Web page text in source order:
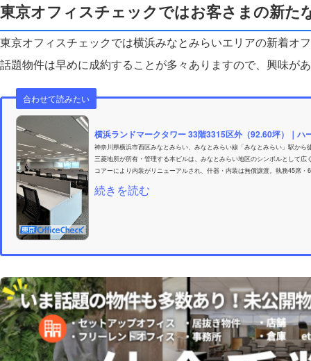
東京オフィスチェックではお客さまの新
東京オフィスチェックでは横浜みなとみらいエリアの新着オ
話題物件は早めに成約することが多々ありますので、興味が
合わせて読みたい
横浜ランドマークタワー 33階3315区外（92.60坪）｜ハ
神奈川県横浜市西区みなとみらい、みなとみらい線「みなとみらい」駅か
三菱地所が所有・管理する本ビルは、みなとみらい地区のシンボルとして
コアーにより内装がリニューアルされ、什器・内装は無償譲渡。執務45席
続きを読む